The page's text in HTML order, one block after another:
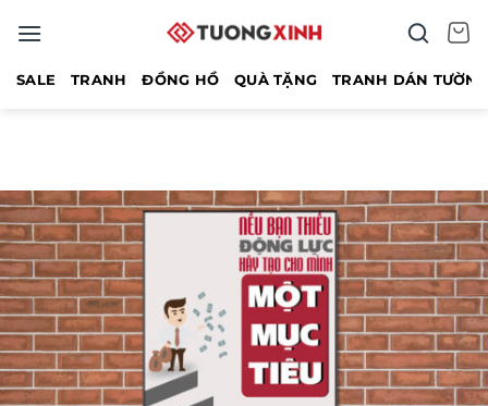
qua
SALE TRANH ĐỒNG HỒ QUÀ TẶNG TRANH DÁN